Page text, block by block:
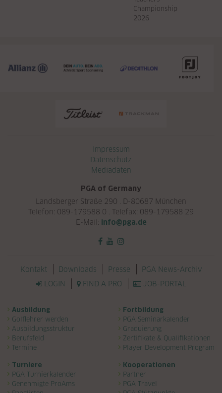
Championship
2026
Impressum
Datenschutz
Mediadaten
PGA of Germany
Landsberger Straße 290 . D-80687 München
Telefon: 089-179588 0 . Telefax: 089-179588 29
E-Mail:
info@pga.de
Navigation überspringen
Kontakt Downloads Presse
PGA News-Archiv
LOGIN
FIND A PRO JOB-PORTAL
Navigation überspringen
Ausbildung
Golflehrer werden
Ausbildungsstruktur
Berufsfeld
Termine
Fortbildung
PGA Seminarkalender
Graduierung
Zertifikate & Qualifikationen
Player Development Program
Turniere
PGA Turnierkalender
Genehmigte ProAms
Kooperationen
Partner
PGA Travel